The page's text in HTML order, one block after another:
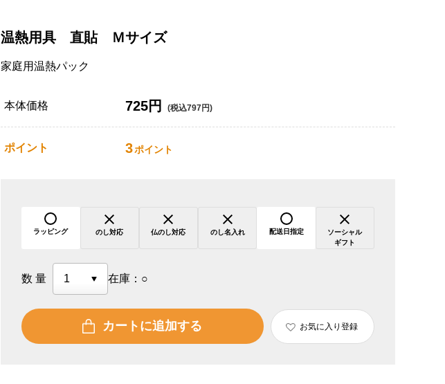
温熱用具 直貼 Ｍサイズ
家庭用温熱パック
本体価格 725円 (税込797円)
ポイント 3ポイント
ラッピング のし対応 仏のし対応 のし名入れ 配送日指定
ソーシャル
ギフト
数量 在庫： ○
カートに追加する お気に入り登録